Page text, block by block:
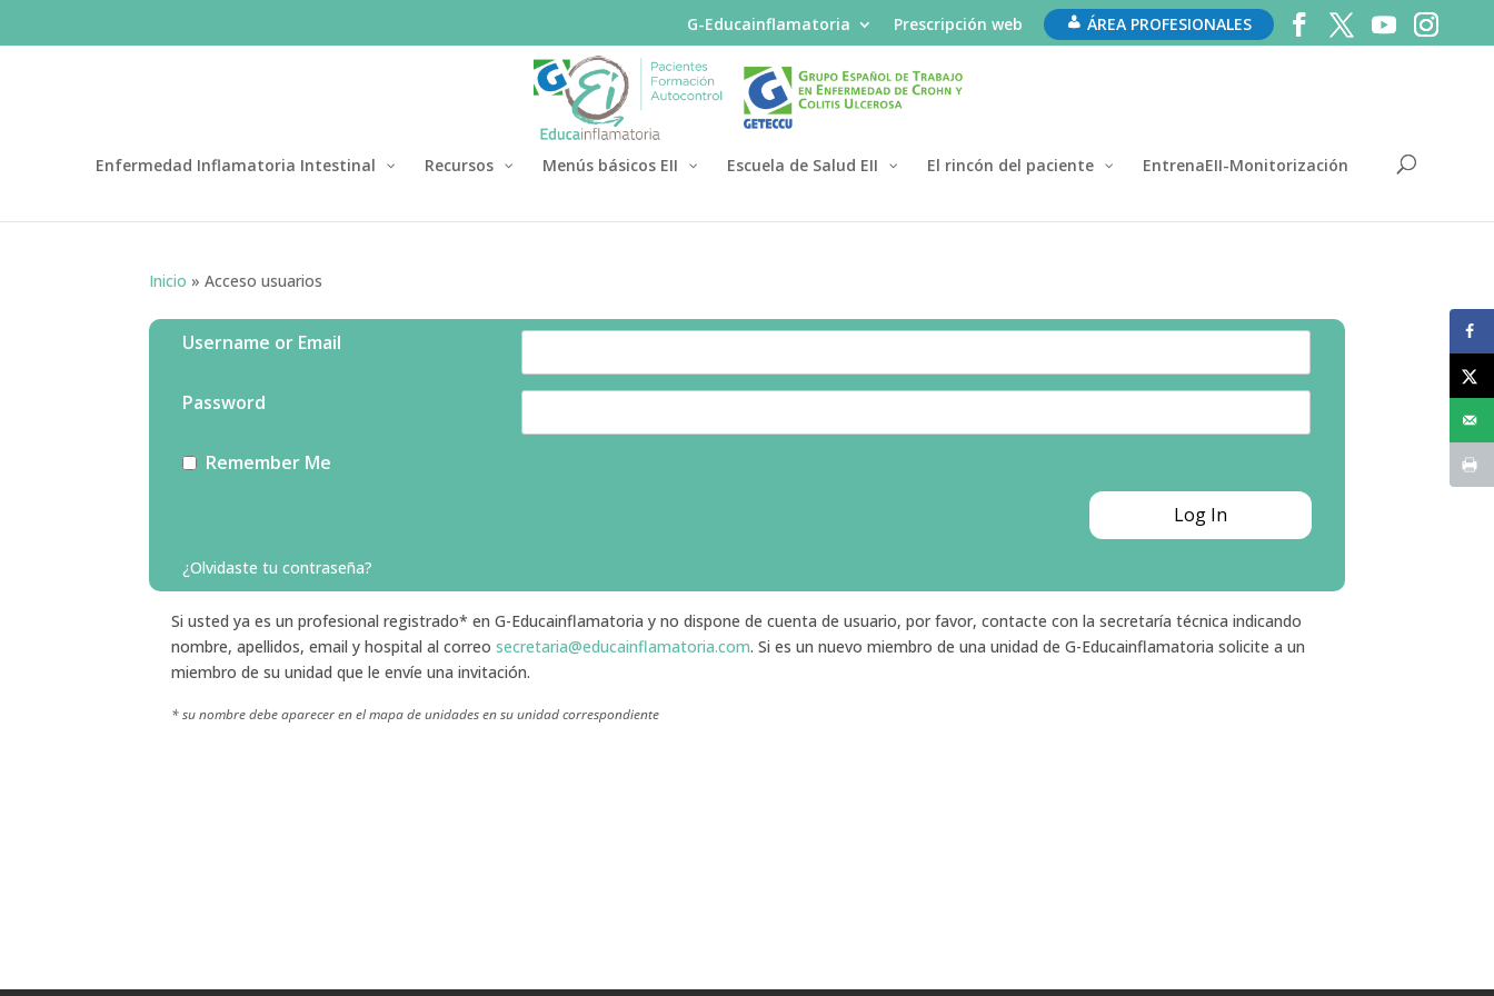
G-Educainflamatoria Prescripción web ÁREA PROFESIONALES
Enfermedad Inflamatoria Intestinal Recursos Menús básicos EII Escuela de Salud EII El rincón del paciente EntrenaEII-Monitorización
Inicio »Acceso usuarios
Username or Email
Password
Remember Me
¿Olvidaste tu contraseña?
Si usted ya es un profesional registrado* en G-Educainflamatoria y no dispone de cuenta de usuario, por favor, contacte con la secretaría técnica indicando
nombre, apellidos, email y hospital al correosecretaria@educainflamatoria.com. Si es un nuevo miembro de una unidad de G-Educainflamatoria solicite a un
miembro de su unidad que le envíe una invitación.
* su nombre debe aparecer en el mapa de unidades en su unidad correspondiente